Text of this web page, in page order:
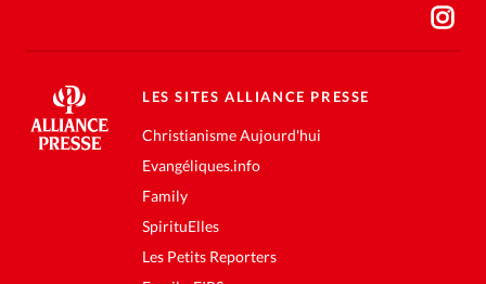
LES SITES ALLIANCE PRESSE
Christianisme Aujourd'hui
Evangéliques.info
Family
SpirituElles
Les Petits Reporters